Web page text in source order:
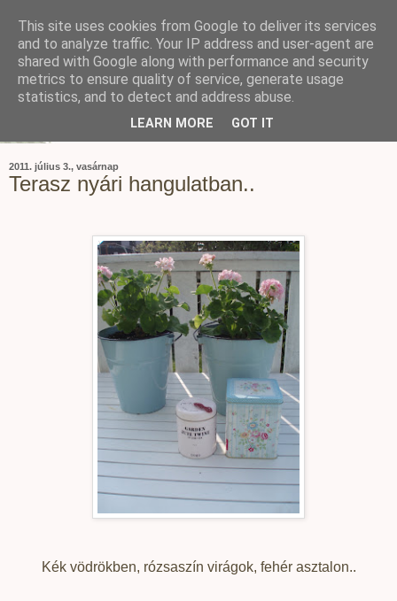
2011. július 3., vasárnap
Terasz nyári hangulatban..
Kék vödrökben, rózsaszín virágok, fehér asztalon..
This site uses cookies from Google to deliver its services
and to analyze traffic. Your IP address and user-agent are
shared with Google along with performance and security
metrics to ensure quality of service, generate usage
statistics, and to detect and address abuse.
LEARN MORE GOT IT